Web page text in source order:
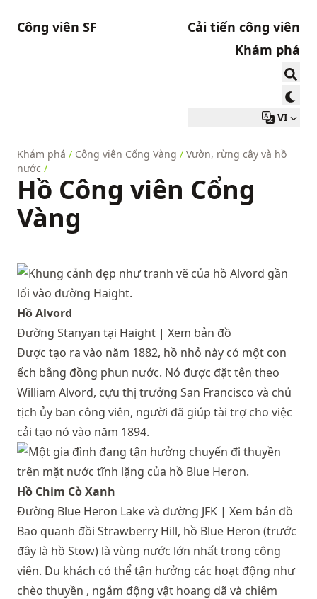
Công viên SF
Cải tiến công viên
Khám phá
VI
Khám phá / Công viên Cổng Vàng / Vườn, rừng cây và hồ
nước /
Hồ Công viên Cổng
Vàng
Hồ Alvord
Đường Stanyan tại Haight | Xem bản đồ
Được tạo ra vào năm 1882, hồ nhỏ này có một con
ếch bằng đồng phun nước. Nó được đặt tên theo
William Alvord, cựu thị trưởng San Francisco và chủ
tịch ủy ban công viên, người đã giúp tài trợ cho việc
cải tạo nó vào năm 1894.
Hồ Chim Cò Xanh
Đường Blue Heron Lake và đường JFK | Xem bản đồ
Bao quanh đồi Strawberry Hill, hồ Blue Heron (trước
đây là hồ Stow) là vùng nước lớn nhất trong công
viên. Du khách có thể tận hưởng các hoạt động như
chèo thuyền , ngắm động vật hoang dã và chiêm